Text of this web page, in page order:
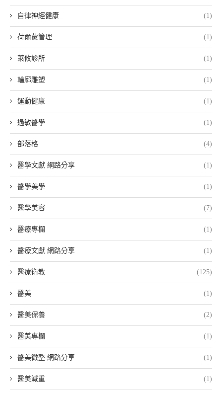
自律神經健康 (1)
荷爾蒙管理 (1)
萊攸診所 (1)
輪廓雕塑 (1)
運動健康 (1)
過敏醫學 (1)
部落格 (4)
醫學文獻 網路分享 (1)
醫學美學 (1)
醫學美容 (7)
醫療專欄 (1)
醫療文獻 網路分享 (1)
醫療衛教 (125)
醫美 (1)
醫美保養 (2)
醫美專欄 (1)
醫美微整 網路分享 (1)
醫美減重 (1)